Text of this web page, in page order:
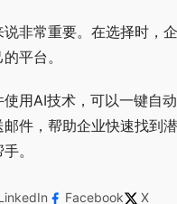
非常重要。在选择时，
平台。
用AI技术，可以一键自
件，帮助企业快速找到
。
Facebook X